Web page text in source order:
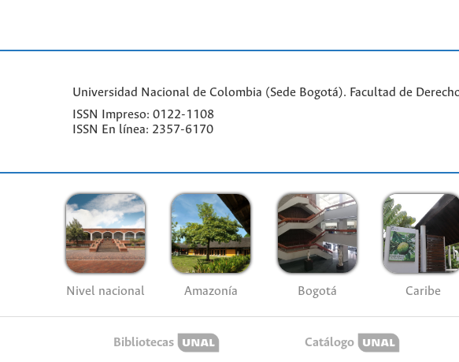
Universidad Nacional de Colombia (Sede Bogotá). Facultad de
ISSN Impreso: 0122-1108
ISSN En línea: 2357-6170
Nivel nacional Amazonía Bogotá Caribe
Bibliotecas Catálogo